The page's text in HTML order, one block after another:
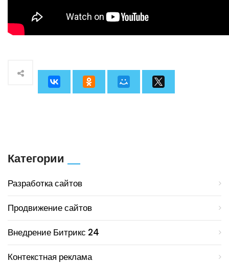
Категории
Разработка сайтов
Продвижение сайтов
Внедрение Битрикс 24
Контекстная реклама